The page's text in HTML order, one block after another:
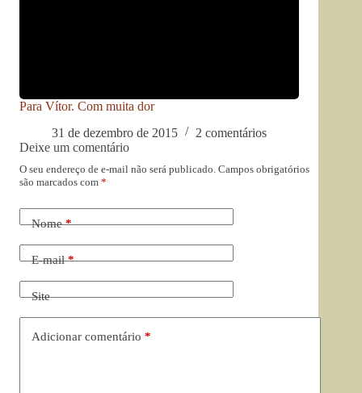
Para Vítor. Com muita dor
31 de dezembro de 2015
2 comentários
Deixe um comentário
O seu endereço de e-mail não será publicado. Campos obrigatórios
são marcados com *
Nome*
E-mail*
Site
Adicionar comentário *